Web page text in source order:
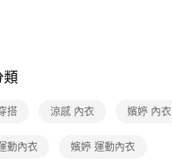
類
搭 涼感 內衣 嬪婷 內衣
動內衣 嬪婷 運動內衣